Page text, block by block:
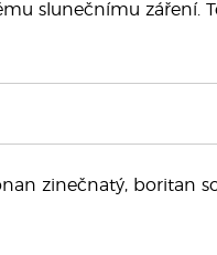
slunečnímu záření.
zinečnatý, boritan